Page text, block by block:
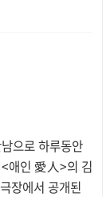
으로 하루동안
애인 愛人>의 김
장에서 공개된